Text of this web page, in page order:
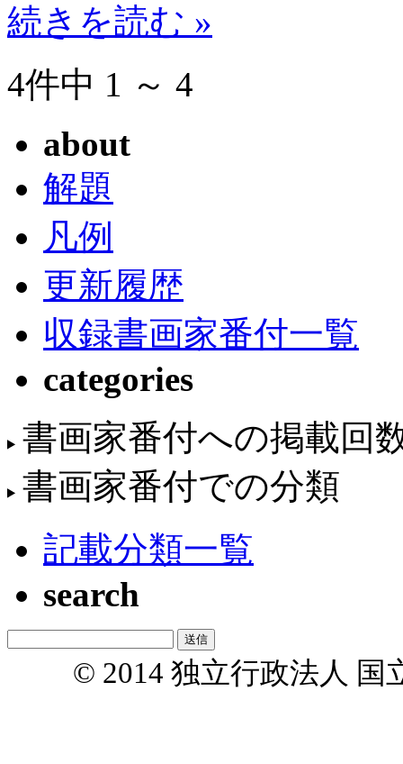
続きを読む »
4件中 1 ～ 4
about
解題
凡例
更新履歴
収録書画家番付一覧
categories
書画家番付への掲載回
書画家番付での分類
記載分類一覧
search
© 2014 独立行政法人 国